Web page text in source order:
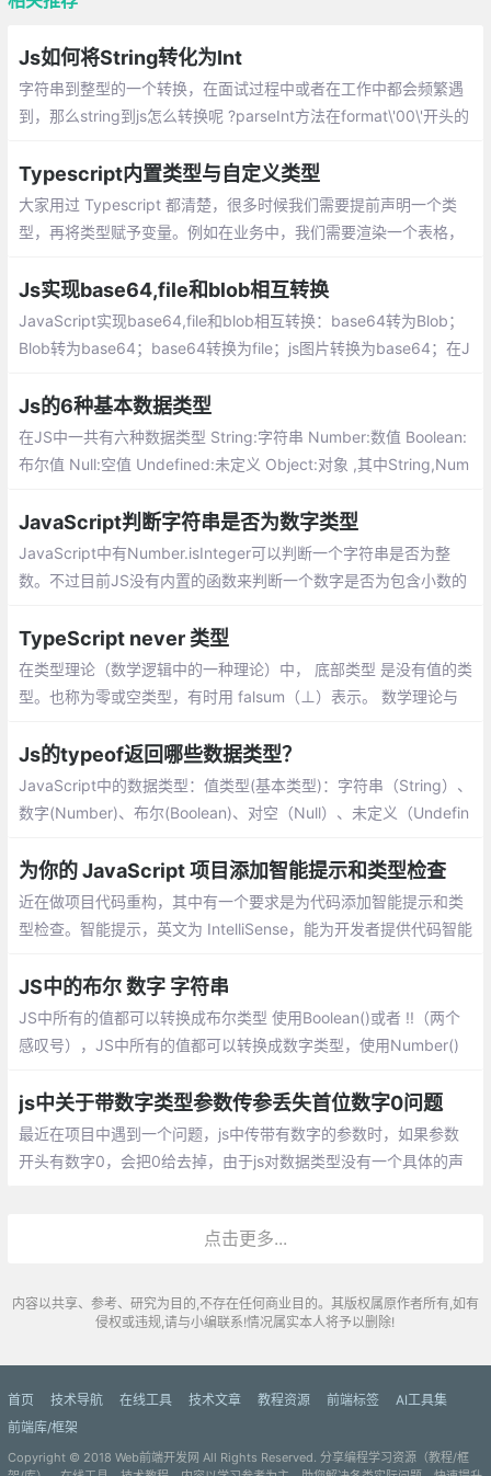
Js如何将String转化为Int
字符串到整型的一个转换，在面试过程中或者在工作中都会频繁遇
到，那么string到js怎么转换呢 ?parseInt方法在format\'00\'开头的
Typescript内置类型与自定义类型
大家用过 Typescript 都清楚，很多时候我们需要提前声明一个类
型，再将类型赋予变量。例如在业务中，我们需要渲染一个表格，
Js实现base64,file和blob相互转换
JavaScript实现base64,file和blob相互转换：base64转为Blob；
Blob转为base64；base64转换为file；js图片转换为base64；在J
Js的6种基本数据类型
在JS中一共有六种数据类型 String:字符串 Number:数值 Boolean:
布尔值 Null:空值 Undefined:未定义 Object:对象 ,其中String,Num
数据类型
JavaScript判断字符串是否为数字类型
JavaScript中有Number.isInteger可以判断一个字符串是否为整
数。不过目前JS没有内置的函数来判断一个数字是否为包含小数的
TypeScript never 类型
在类型理论（数学逻辑中的一种理论）中， 底部类型 是没有值的类
型。也称为零或空类型，有时用 falsum（⊥）表示。 数学理论与
应用场景。
Js的typeof返回哪些数据类型？
JavaScript中的数据类型：值类型(基本类型)：字符串（String）、
数字(Number)、布尔(Boolean)、对空（Null）、未定义（Undefin
数(Function)。
为你的 JavaScript 项目添加智能提示和类型检查
近在做项目代码重构，其中有一个要求是为代码添加智能提示和类
型检查。智能提示，英文为 IntelliSense，能为开发者提供代码智能
码。
JS中的布尔 数字 字符串
JS中所有的值都可以转换成布尔类型 使用Boolean()或者 !!（两个
感叹号），JS中所有的值都可以转换成数字类型，使用Number()
数据，从字符串转换为数字并参与计算
js中关于带数字类型参数传参丢失首位数字0问题
最近在项目中遇到一个问题，js中传带有数字的参数时，如果参数
开头有数字0，会把0给去掉，由于js对数据类型没有一个具体的声
点击更多...
内容以共享、参考、研究为目的,不存在任何商业目的。其版权属原作者所有,如有
侵权或违规,请与小编联系!情况属实本人将予以删除!
首页 技术导航 在线工具 技术文章 教程资源 前端标签
AI工具集
前端库/框架